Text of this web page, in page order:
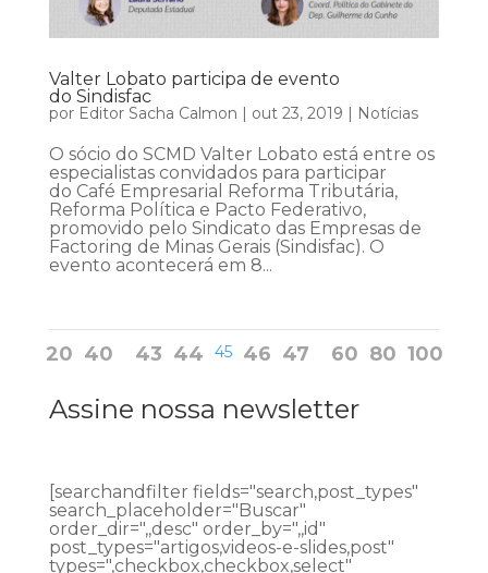
Valter Lobato participa de evento
do Sindisfac
por Editor Sacha Calmon | out 23, 2019 | Notícias
O sócio do SCMD Valter Lobato está entre os
especialistas convidados para participar
do Café Empresarial Reforma Tributária,
Reforma Política e Pacto Federativo,
promovido pelo Sindicato das Empresas de
Factoring de Minas Gerais (Sindisfac). O
evento acontecerá em 8...
20 40 43 44 45 46 47 60 80 100
Assine nossa newsletter
[searchandfilter fields="search,post_types"
search_placeholder="Buscar"
order_dir=",,desc" order_by=",,id"
post_types="artigos,videos-e-slides,post"
types=",checkbox,checkbox,select"